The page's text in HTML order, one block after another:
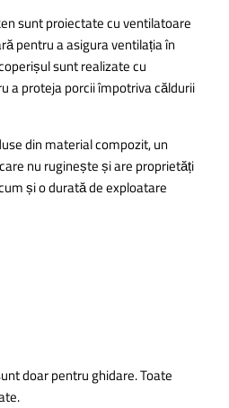
sunt proiectate cu ventilatoare
pentru a asigura ventilația în
sunt realizate cu
a proteja porcii împotriva căldurii
din material compozit, un
nu ruginește și are proprietăți
și o durată de exploatare
doar pentru ghidare. Toate